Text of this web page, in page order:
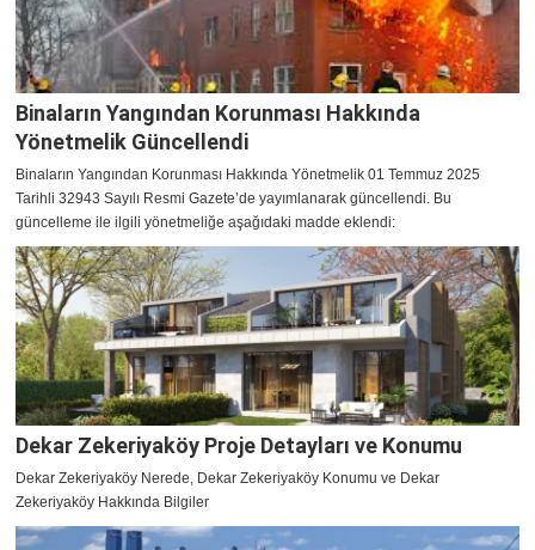
Binaların Yangından Korunması Hakkında
Yönetmelik Güncellendi
Binaların Yangından Korunması Hakkında Yönetmelik 01 Temmuz 2025
Tarihli 32943 Sayılı Resmi Gazete’de yayımlanarak güncellendi. Bu
güncelleme ile ilgili yönetmeliğe aşağıdaki madde eklendi:
Dekar Zekeriyaköy Proje Detayları ve Konumu
Dekar Zekeriyaköy Nerede, Dekar Zekeriyaköy Konumu ve Dekar
Zekeriyaköy Hakkında Bilgiler